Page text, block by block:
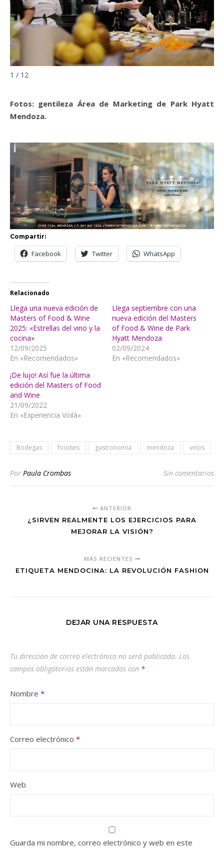
1 / 12
Fotos: gentileza Área de Marketing de Park Hyatt
Mendoza.
Compartir:
Facebook Twitter WhatsApp
Relacionado
Llega una nueva edición de
Masters of Food & Wine
2025: «Estrellas del vino y la
cocina»
12/09/2025
En «Recomendados»
Llega septiembre con una
nueva edición del Masters
of Food & Wine de Park
Hyatt Mendoza
02/09/2024
En «Recomendados»
¡De lujo! Así fue la última
edición del Masters of Food
and Wine
21/09/2022
En «Experiencia Voilà»
Bodegas foodies gastronomía mendoza vinos
Por Paula Crombas Sin comentarios
ANTERIOR
¿SIRVEN REALMENTE LOS EJERCICIOS PARA
MEJORAR LA VISIÓN?
MÁS RECIENTES
ETIQUETA MENDOCINA: LA REVOLUCIÓN FASHION
DEJAR UNA RESPUESTA
Tu dirección de correo electrónico no será publicada. Los
campos obligatorios están marcados con *
Nombre *
Correo electrónico *
Web
Guarda mi nombre, correo electrónico y web en este